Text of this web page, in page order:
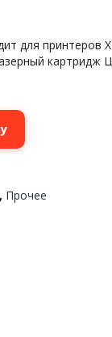
для принтеров
картридж
, Прочее